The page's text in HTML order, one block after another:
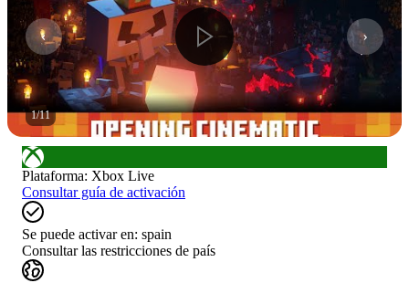
1/11
Plataforma: Xbox Live
Consultar guía de activación
Se puede activar en: spain
Consultar las restricciones de país